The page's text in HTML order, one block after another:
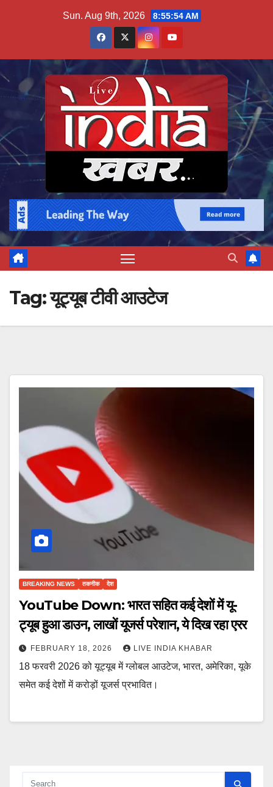
Sun. Aug 9th, 2026 8:55:54 AM
Tag:यूट्यूब टीवी आउटेज
BREAKING NEWS तकनीक देश
YouTube Down: भारत सहित कई देशों में यू-
ट्यूब हुआ डाउन, लाखों यूजर्स परेशान, ये दिख रहा एरर
FEBRUARY 18, 2026 LIVE INDIA KHABAR
18 फरवरी 2026 को यूट्यूब में ग्लोबल आउटेज, भारत, अमेरिका, यूके
समेत कई देशों में करोड़ों यूजर्स प्रभावित।